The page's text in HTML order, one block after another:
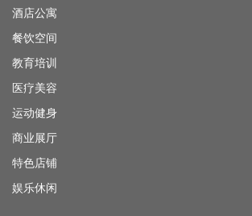
酒店公寓
餐饮空间
教育培训
医疗美容
运动健身
商业展厅
特色店铺
娱乐休闲